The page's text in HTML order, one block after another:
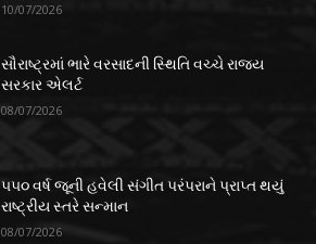
10/07/2026
સૌરાષ્ટ્રમાં ભારે વરસાદની સ્થિતિ વચ્ચે રાજ્ય
સરકાર એલર્ટ
08/07/2026
૫૫૦ વર્ષ જૂની હવેલી સંગીત પરંપરાને પ્રાપ્ત થયું
રાષ્ટ્રીય સ્તરે સન્માન
08/07/2026